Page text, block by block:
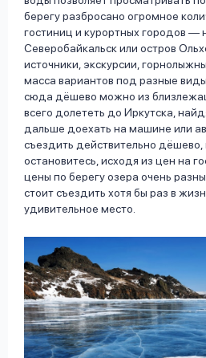
берегу разбросано огромное
гостиниц и курортных городов —
Северобайкальск или остров
источники, экскурсии,
масса вариантов под разные
сюда дёшево можно из
всего долететь до Иркутска,
дальше доехать на машине или
съездить действительно дёшево,
остановитесь, исходя из цен на
цены по берегу озера очень
стоит съездить хотя бы раз в
удивительное место.